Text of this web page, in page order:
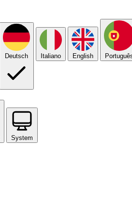
Deutsch Italiano English
System